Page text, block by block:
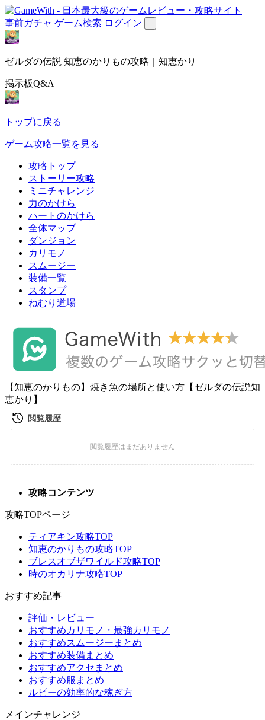
事前ガチャ ゲーム検索 ログイン
ゼルダの伝説 知恵のかりもの攻略｜知恵かり
掲示板Q&A
トップに戻る
ゲーム攻略一覧を見る
攻略トップ
ストーリー攻略
ミニチャレンジ
力のかけら
ハートのかけら
全体マップ
ダンジョン
カリモノ
スムージー
装備一覧
スタンプ
ねむり道場
【知恵のかりもの】焼き魚の場所と使い方【ゼルダの伝説知
恵かり】
攻略コンテンツ
攻略TOPページ
ティアキン攻略TOP
知恵のかりもの攻略TOP
ブレスオブザワイルド攻略TOP
時のオカリナ攻略TOP
おすすめ記事
評価・レビュー
おすすめカリモノ・最強カリモノ
おすすめスムージーまとめ
おすすめ装備まとめ
おすすめアクセまとめ
おすすめ服まとめ
ルピーの効率的な稼ぎ方
メインチャレンジ